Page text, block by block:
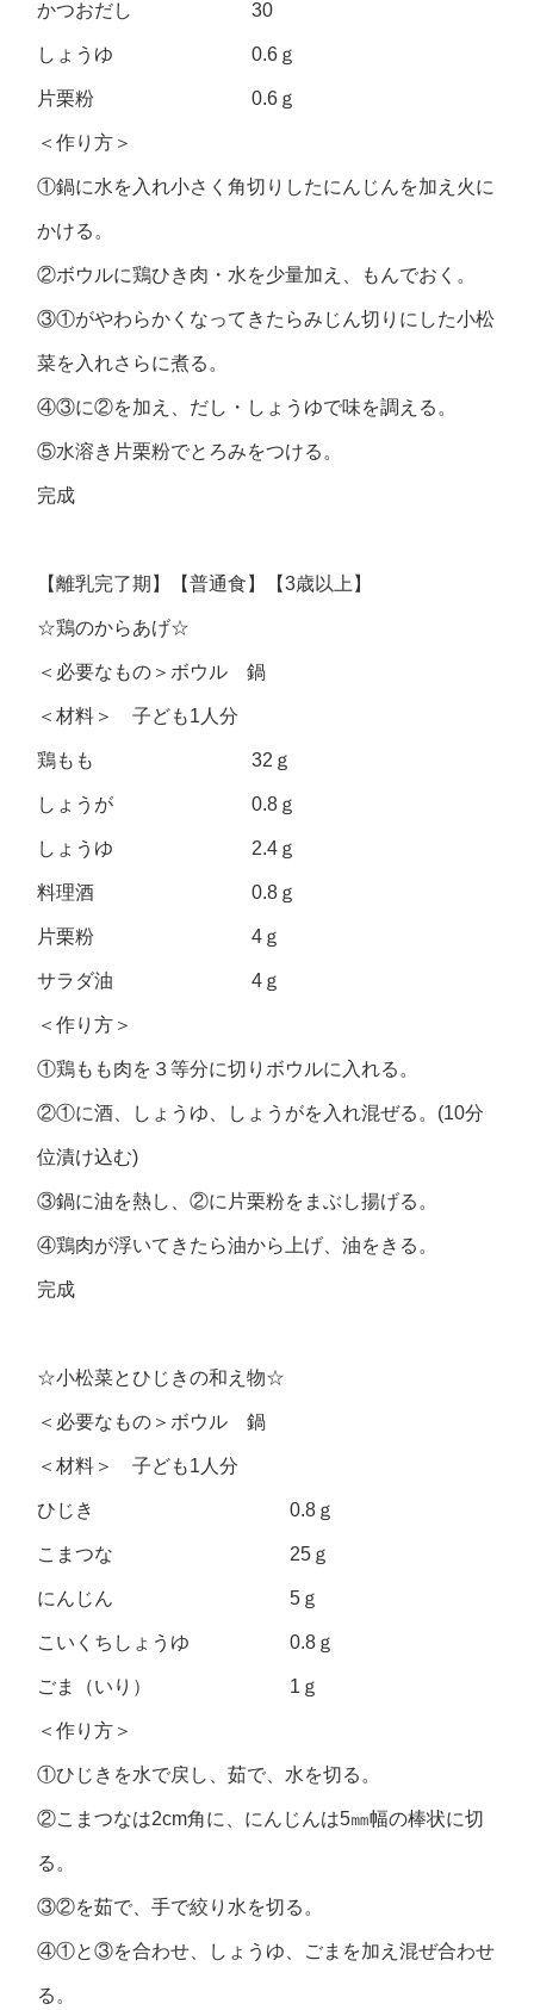
かつおだし 30
しょうゆ 0.6ｇ
片栗粉 0.6ｇ
＜作り方＞
①鍋に水を入れ小さく角切りしたにんじんを加え火に
かける。
②ボウルに鶏ひき肉・水を少量加え、もんでおく。
③①がやわらかくなってきたらみじん切りにした小松
菜を入れさらに煮る。
④③に②を加え、だし・しょうゆで味を調える。
⑤水溶き片栗粉でとろみをつける。
完成
【離乳完了期】【普通食】【3歳以上】
☆鶏のからあげ☆
＜必要なもの＞ボウル 鍋
＜材料＞ 子ども1人分
鶏もも 32ｇ
しょうが 0.8ｇ
しょうゆ 2.4ｇ
料理酒 0.8ｇ
片栗粉 4ｇ
サラダ油 4ｇ
＜作り方＞
①鶏もも肉を３等分に切りボウルに入れる。
②①に酒、しょうゆ、しょうがを入れ混ぜる。(10分
位漬け込む)
③鍋に油を熱し、②に片栗粉をまぶし揚げる。
④鶏肉が浮いてきたら油から上げ、油をきる。
完成
☆小松菜とひじきの和え物☆
＜必要なもの＞ボウル 鍋
＜材料＞ 子ども1人分
ひじき 0.8ｇ
こまつな 25ｇ
にんじん 5ｇ
こいくちしょうゆ 0.8ｇ
ごま（いり） 1ｇ
＜作り方＞
①ひじきを水で戻し、茹で、水を切る。
②こまつなは2cm角に、にんじんは5㎜幅の棒状に切
る。
③②を茹で、手で絞り水を切る。
④①と③を合わせ、しょうゆ、ごまを加え混ぜ合わせ
る。